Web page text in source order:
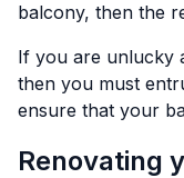
balcony, then the
If you are unlucky
then you must
ensure that your
Renovating